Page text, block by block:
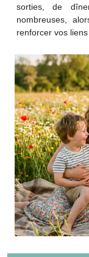
sorties, de
nombreuses,
renforcer vos